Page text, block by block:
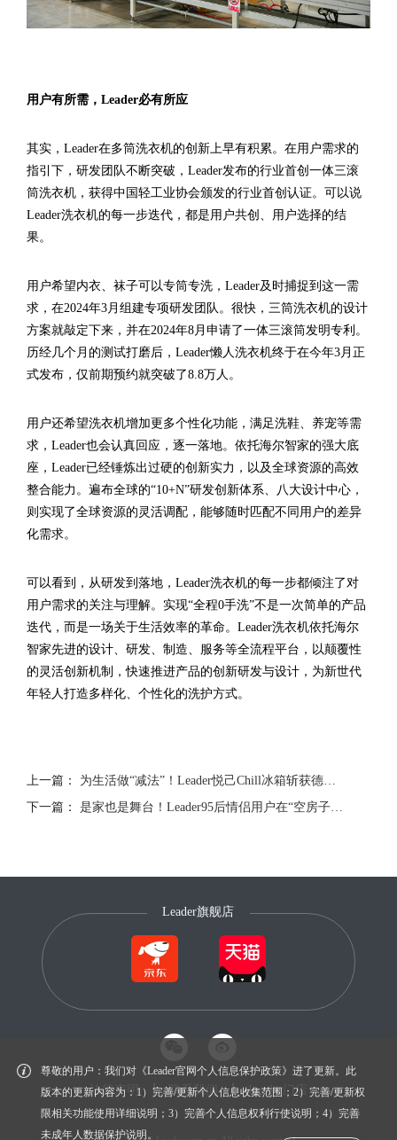
用户有所需，Leader必有所应
其实，Leader在多筒洗衣机的创新上早有积累。在用户需求的
指引下，研发团队不断突破，Leader发布的行业首创一体三滚
筒洗衣机，获得中国轻工业协会颁发的行业首创认证。可以说
Leader洗衣机的每一步迭代，都是用户共创、用户选择的结
果。
用户希望内衣、袜子可以专筒专洗，Leader及时捕捉到这一需
求，在2024年3月组建专项研发团队。很快，三筒洗衣机的设计
方案就敲定下来，并在2024年8月申请了一体三滚筒发明专利。
历经几个月的测试打磨后，Leader懒人洗衣机终于在今年3月正
式发布，仅前期预约就突破了8.8万人。
用户还希望洗衣机增加更多个性化功能，满足洗鞋、养宠等需
求，Leader也会认真回应，逐一落地。依托海尔智家的强大底
座，Leader已经锤炼出过硬的创新实力，以及全球资源的高效
整合能力。遍布全球的“10+N”研发创新体系、八大设计中心，
则实现了全球资源的灵活调配，能够随时匹配不同用户的差异
化需求。
可以看到，从研发到落地，Leader洗衣机的每一步都倾注了对
用户需求的关注与理解。实现“全程0手洗”不是一次简单的产品
迭代，而是一场关于生活效率的革命。Leader洗衣机依托海尔
智家先进的设计、研发、制造、服务等全流程平台，以颠覆性
的灵活创新机制，快速推进产品的创新研发与设计，为新世代
年轻人打造多样化、个性化的洗护方式。
上一篇：
为生活做“减法”！Leader悦己Chill冰箱斩获德国设计奖
下一篇：
是家也是舞台！Leader95后情侣用户在“空房子”里造梦！
尊敬的用户：我们对《Leader官网个人信息保护政策》进了更新。此
版本的更新内容为：1）完善/更新个人信息收集范围；2）完善/更新权
限相关功能使用详细说明；3）完善个人信息权利行使说明；4）完善
未成年人数据保护说明。
Leader旗舰店
法律声明 联系我们 Leader门店